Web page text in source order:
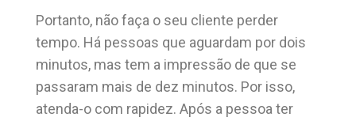
Portanto, não faça o seu cliente perder
tempo. Há pessoas que aguardam por dois
minutos, mas tem a impressão de que se
passaram mais de dez minutos. Por isso,
atenda-o com rapidez. Após a pessoa ter